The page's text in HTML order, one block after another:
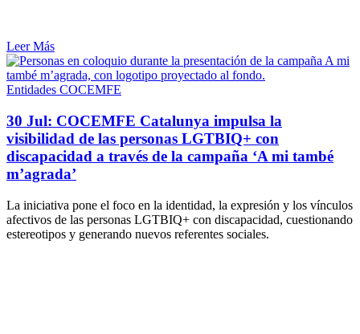
Leer Más
Entidades COCEMFE
30 Jul: COCEMFE Catalunya impulsa la
visibilidad de las personas LGTBIQ+ con
discapacidad a través de la campaña ‘A mi també
m’agrada’
La iniciativa pone el foco en la identidad, la expresión y los vínculos
afectivos de las personas LGTBIQ+ con discapacidad, cuestionando
estereotipos y generando nuevos referentes sociales.